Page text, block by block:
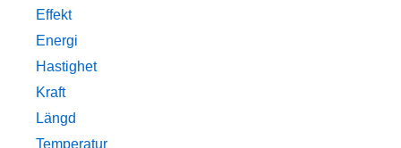
Effekt
Energi
Hastighet
Kraft
Längd
Temperatur